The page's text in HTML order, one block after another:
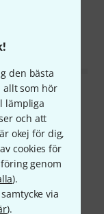
den bästa
allt som hör
lämpliga
och att
okej för dig,
cookies för
genom
).
via
).
for